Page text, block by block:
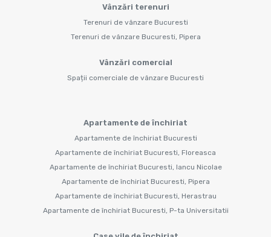
Vânzări terenuri
Terenuri de vânzare Bucuresti
Terenuri de vânzare Bucuresti, Pipera
Vânzări comercial
Spații comerciale de vânzare Bucuresti
Apartamente de închiriat
Apartamente de închiriat Bucuresti
Apartamente de închiriat Bucuresti, Floreasca
Apartamente de închiriat Bucuresti, Iancu Nicolae
Apartamente de închiriat Bucuresti, Pipera
Apartamente de închiriat Bucuresti, Herastrau
Apartamente de închiriat Bucuresti, P-ta Universitatii